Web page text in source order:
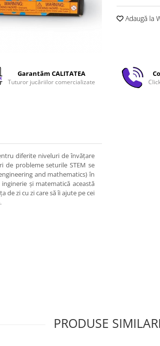
Adaugă la
Garantăm CALITATEA
Tuturor jucăriilor comercializate
diferite niveluri de învăţare
de probleme seturile STEM se
and mathematics) în
şi matematică această
de zi cu zi care să îi ajute pe cei
PRODUSE